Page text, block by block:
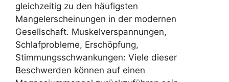
gleichzeitig zu den häufigsten
Mangelerscheinungen in der modernen
Gesellschaft. Muskelverspannungen,
Schlafprobleme, Erschöpfung,
Stimmungsschwankungen: Viele dieser
Beschwerden können auf einen